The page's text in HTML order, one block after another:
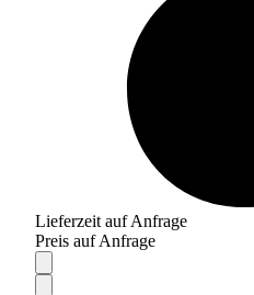
Lieferzeit auf Anfrage
Preis auf Anfrage